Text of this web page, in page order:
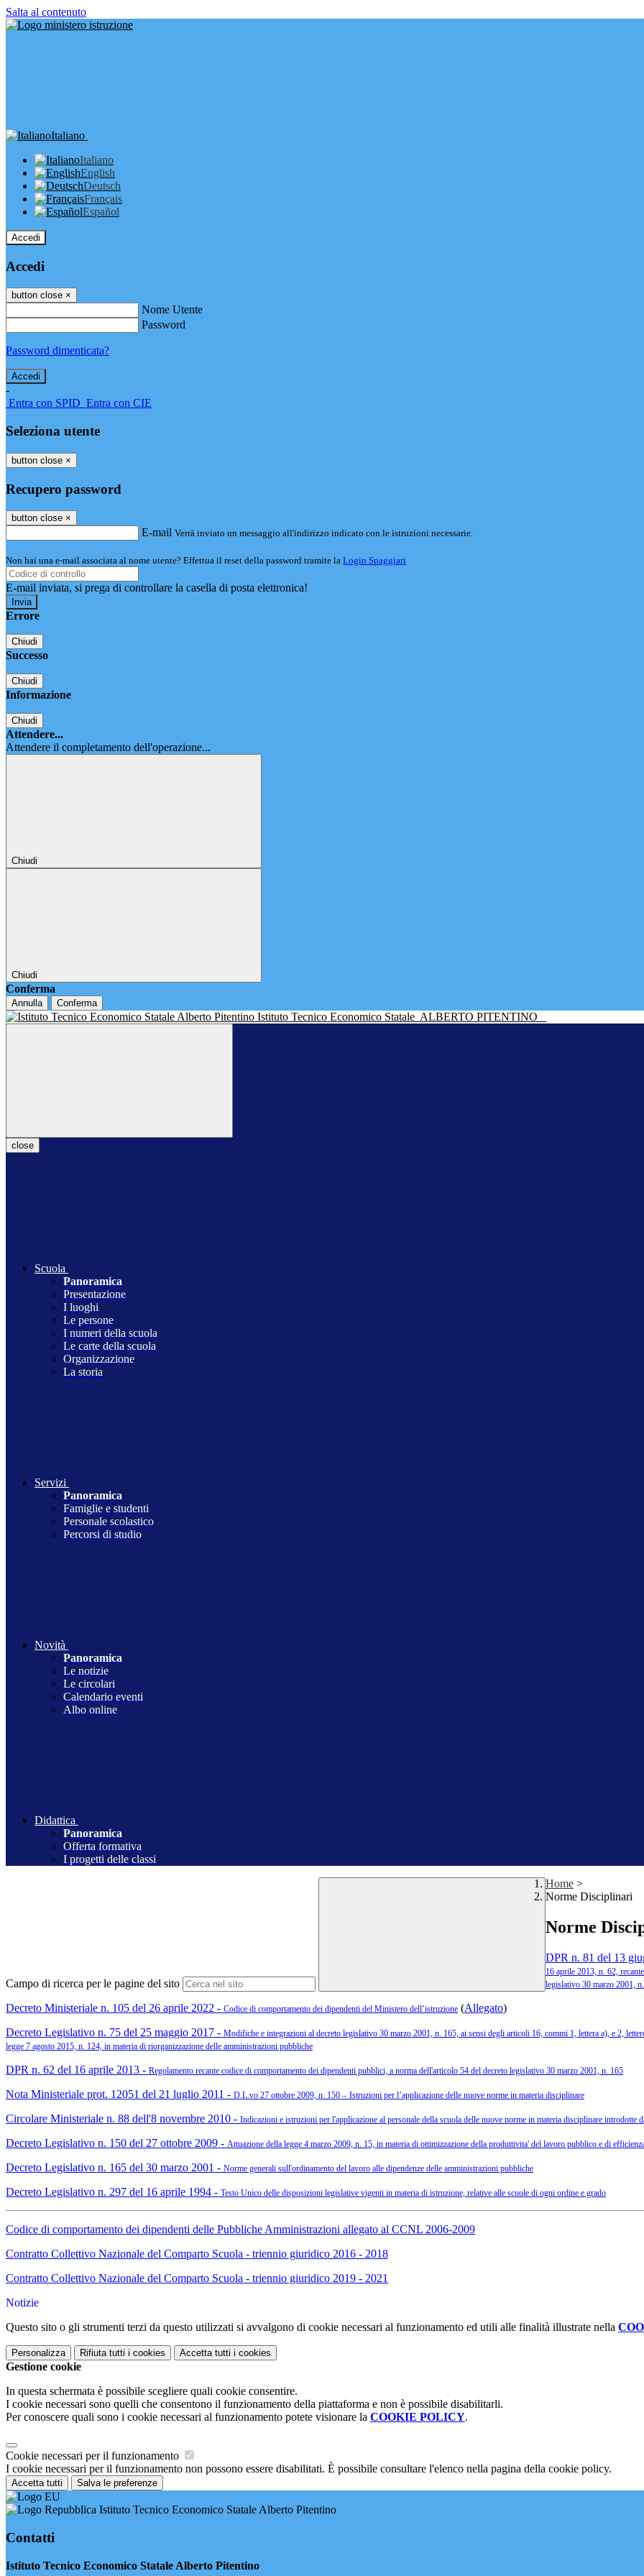
Salta al contenuto
Italiano
Italiano
English
Deutsch
Français
Español
Accedi
Accedi
button close ×
Nome Utente
Password
Password dimenticata?
-
Entra con SPID Entra con CIE
Seleziona utente
button close ×
Recupero password
button close ×
E-mail Verrà inviato un messaggio all'indirizzo indicato con le istruzioni necessarie.
Non hai una e-mail associata al nome utente? Effettua il reset della password tramite la Login Spaggiari
E-mail inviata, si prega di controllare la casella di posta elettronica!
Errore
Chiudi
Successo
Chiudi
Informazione
Chiudi
Attendere...
Attendere il completamento dell'operazione...
Chiudi
Chiudi
Conferma
Annulla Conferma
Istituto Tecnico Economico Statale ALBERTO PITENTINO
close
Scuola
Panoramica
Presentazione
I luoghi
Le persone
I numeri della scuola
Le carte della scuola
Organizzazione
La storia
Servizi
Panoramica
Famiglie e studenti
Personale scolastico
Percorsi di studio
Novità
Panoramica
Le notizie
Le circolari
Calendario eventi
Albo online
Didattica
Panoramica
Offerta formativa
I progetti delle classi
Campo di ricerca per le pagine del sito
Home >
Norme Disciplinari
Norme
DPR n. 81 del 13
16 aprile 2013, n. 62,
legislativo 30 marzo 2001,
Decreto Ministeriale n. 105 del 26 aprile 2022 - Codice di comportamento dei dipendenti del Ministero dell’istruzione (Allegato)
Decreto Legislativo n. 75 del 25 maggio 2017 - Modifiche e integrazioni al decreto legislativo 30 marzo 2001, n. 165, ai sensi degli articoli 16, commi 1, lettera a), e 2,
legge 7 agosto 2015, n. 124, in materia di riorganizzazione delle amministrazioni pubbliche
DPR n. 62 del 16 aprile 2013 - Regolamento recante codice di comportamento dei dipendenti pubblici, a norma dell'articolo 54 del decreto legislativo 30 marzo 2001, n. 165
Nota Ministeriale prot. 12051 del 21 luglio 2011 - D.L.vo 27 ottobre 2009, n. 150 – Istruzioni per l’applicazione delle nuove norme in materia disciplinare
Circolare Ministeriale n. 88 dell'8 novembre 2010 - Indicazioni e istruzioni per l'applicazione al personale della scuola delle nuove norme in materia disciplinare introdotte
Decreto Legislativo n. 150 del 27 ottobre 2009 - Attuazione della legge 4 marzo 2009, n. 15, in materia di ottimizzazione della produttivita' del lavoro pubblico e di
Decreto Legislativo n. 165 del 30 marzo 2001 - Norme generali sull'ordinamento del lavoro alle dipendenze delle amministrazioni pubbliche
Decreto Legislativo n. 297 del 16 aprile 1994 - Testo Unico delle disposizioni legislative vigenti in materia di istruzione, relative alle scuole di ogni ordine e grado
Codice di comportamento dei dipendenti delle Pubbliche Amministrazioni allegato al CCNL 2006-2009
Contratto Collettivo Nazionale del Comparto Scuola - triennio giuridico 2016 - 2018
Contratto Collettivo Nazionale del Comparto Scuola - triennio giuridico 2019 - 2021
Notizie
Questo sito o gli strumenti terzi da questo utilizzati si avvalgono di cookie necessari al funzionamento ed utili alle finalità illustrate nella
Personalizza Rifiuta tutti i cookies Accetta tutti i cookies
Gestione cookie
In questa schermata è possibile scegliere quali cookie consentire.
I cookie necessari sono quelli che consentono il funzionamento della piattaforma e non è possibile disabilitarli.
Per conoscere quali sono i cookie necessari al funzionamento potete visionare la COOKIE POLICY.
Cookie necessari per il funzionamento
I cookie necessari per il funzionamento non possono essere disabilitati. È possibile consultare l'elenco nella pagina della cookie policy.
Accetta tutti Salva le preferenze
Istituto Tecnico Economico Statale Alberto Pitentino
Contatti
Istituto Tecnico Economico Statale Alberto Pitentino